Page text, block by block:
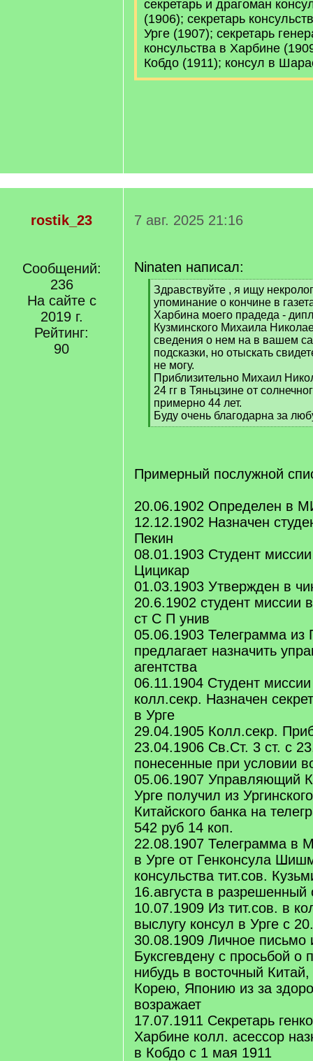
секретарь и драгоман
(1906); секретарь
Урге (1907); секретарь
консульства в Харбине
Кобдо (1911); консул в
rostik_23
Сообщений:
236
На сайте с
2019 г.
Рейтинг:
90
7 авг. 2025 21:16
Ninaten написал:
[
q
]
Здравствуйте , я ищу
упоминание о кончине в
Харбина моего прадеда -
Кузминского Михаила
сведения о нем на в вашем
подсказки, но отыскать
не могу.
Приблизительно Михаил
24 гг в Тяньцзине от
примерно 44 лет.
Буду очень благодарна за
[
Примерный послужной
20.06.1902 Определен в
12.12.1902 Назначен
Пекин
08.01.1903 Студент
Цицикар
01.03.1903 Утвержден в
20.6.1902 студент миссии
ст С П унив
05.06.1903 Телеграмма из
предлагает назначить
агентства
06.11.1904 Студент
колл.секр. Назначен
в Урге
29.04.1905 Колл.секр.
23.04.1906 Св.Ст. 3 ст. с
понесенные при условии
05.06.1907 Управляющий
Урге получил из
Китайского банка на
542 руб 14 коп.
22.08.1907 Телеграмма в
в Урге от Генконсула
консульства тит.сов.
16.августа в разрешенный
10.07.1909 Из тит.сов. в
выслугу консул в Урге с
30.08.1909 Личное письмо
Буксгевдену с просьбой о
нибудь в восточный
Корею, Японию из за
возражает
17.07.1911 Секретарь
Харбине колл. асессор
в Кобдо с 1 мая 1911